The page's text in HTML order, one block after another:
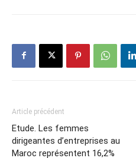
Article précédent
Etude. Les femmes
dirigeantes d’entreprises au
Maroc représentent 16,2%